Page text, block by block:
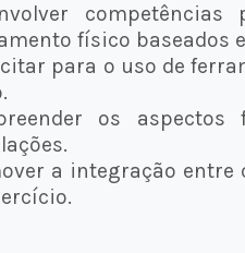
físico baseados
para o uso de
os
a integração